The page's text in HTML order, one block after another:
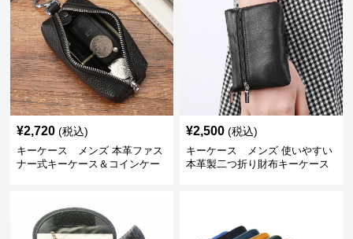
¥2,720 (税込)
キーケース メンズ 本革ファス
ナー式キーケース＆コインケー
¥2,500 (税込)
キーケース メンズ 使いやすい
本革製二つ折り財布キーケース